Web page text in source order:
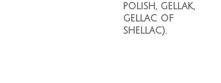
polish, gellak,
gellac of
shellac).